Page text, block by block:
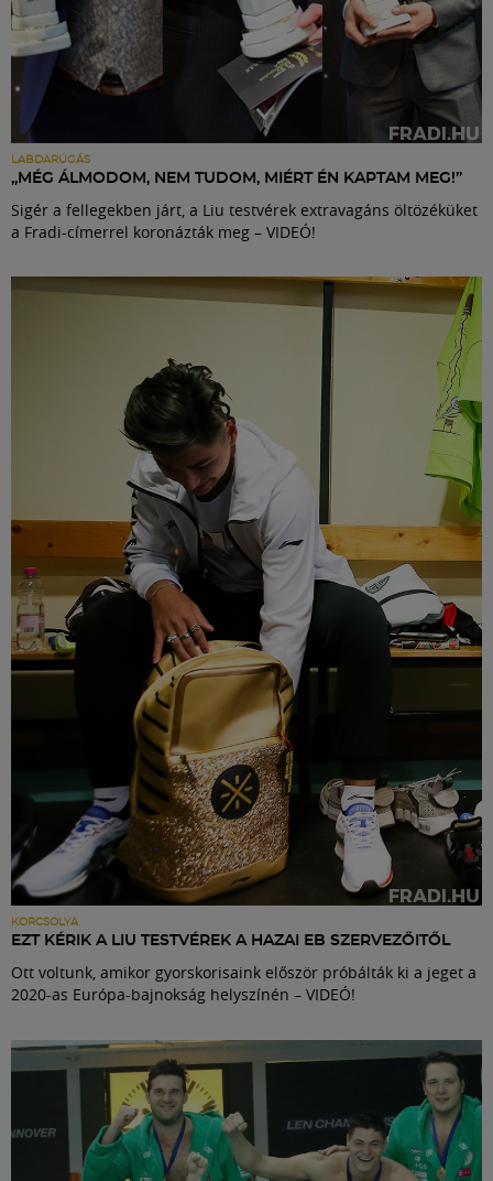
LABDARÚGÁS
„MÉG ÁLMODOM, NEM TUDOM, MIÉRT ÉN KAPTAM MEG!”
Sigér a fellegekben járt, a Liu testvérek extravagáns öltözéküket
a Fradi-címerrel koronázták meg – VIDEÓ!
KORCSOLYA
EZT KÉRIK A LIU TESTVÉREK A HAZAI EB SZERVEZŐITŐL
Ott voltunk, amikor gyorskorisaink először próbálták ki a jeget a
2020-as Európa-bajnokság helyszínén – VIDEÓ!